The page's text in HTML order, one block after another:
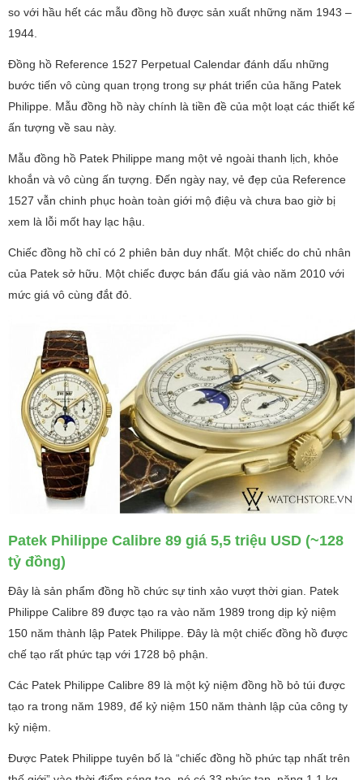
so với hầu hết các mẫu đồng hồ được sản xuất những năm 1943 –
1944.
Đồng hồ Reference 1527 Perpetual Calendar đánh dấu những
bước tiến vô cùng quan trọng trong sự phát triển của hãng Patek
Philippe. Mẫu đồng hồ này chính là tiền đề của một loạt các thiết kế
ấn tượng về sau này.
Mẫu đồng hồ Patek Philippe mang một vẻ ngoài thanh lịch, khỏe
khoắn và vô cùng ấn tượng. Đến ngày nay, vẻ đẹp của Reference
1527 vẫn chinh phục hoàn toàn giới mộ điệu và chưa bao giờ bị
xem là lỗi mốt hay lạc hậu.
Chiếc đồng hồ chỉ có 2 phiên bản duy nhất. Một chiếc do chủ nhân
của Patek sở hữu. Một chiếc được bán đấu giá vào năm 2010 với
mức giá vô cùng đắt đỏ.
Patek Philippe Calibre 89 giá 5,5 triệu USD (~128
tỷ đồng)
Đây là sản phẩm đồng hồ chức sự tinh xảo vượt thời gian. Patek
Philippe Calibre 89 được tạo ra vào năm 1989 trong dịp kỷ niệm
150 năm thành lập Patek Philippe. Đây là một chiếc đồng hồ được
chế tạo rất phức tạp với 1728 bộ phận.
Các Patek Philippe Calibre 89 là một kỷ niệm đồng hồ bỏ túi được
tạo ra trong năm 1989, để kỷ niệm 150 năm thành lập của công ty
kỷ niệm.
Được Patek Philippe tuyên bố là “chiếc đồng hồ phức tạp nhất trên